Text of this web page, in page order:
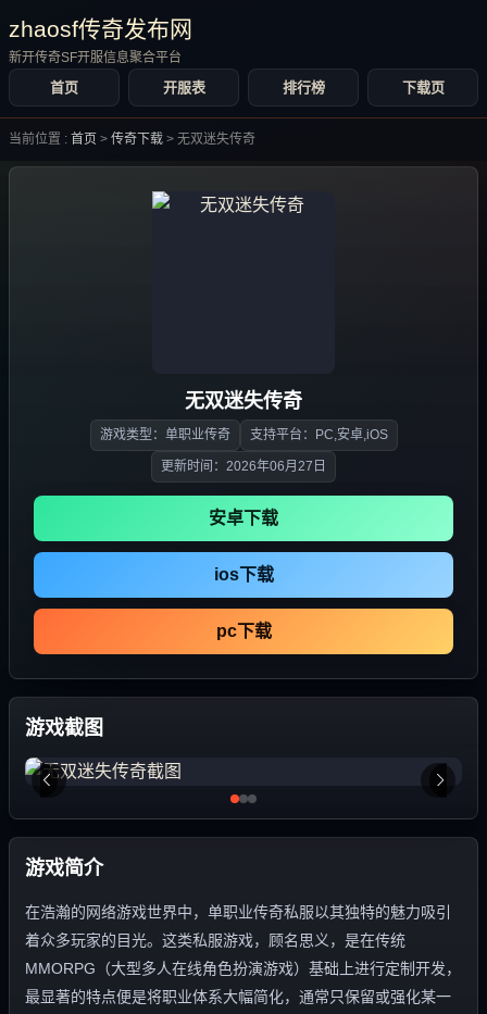
zhaosf传奇发布网
新开传奇SF开服信息聚合平台
首页 开服表 排行榜 下载页
当前位置 : 首页 > 传奇下载 > 无双迷失传奇
无双迷失传奇
游戏类型：单职业传奇 支持平台：PC,安卓,iOS
更新时间：2026年06月27日
安卓下载
ios下载
pc下载
游戏截图
游戏简介
在浩瀚的网络游戏世界中，单职业传奇私服以其独特的魅力吸引
着众多玩家的目光。这类私服游戏，顾名思义，是在传统
MMORPG（大型多人在线角色扮演游戏）基础上进行定制开发，
最显著的特点便是将职业体系大幅简化，通常只保留或强化某一